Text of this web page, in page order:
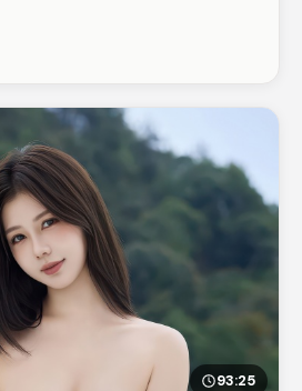
纶镁等，角色动机前后呼应，适合喜
。节奏紧凑、反转有度，值得列入片
93:25